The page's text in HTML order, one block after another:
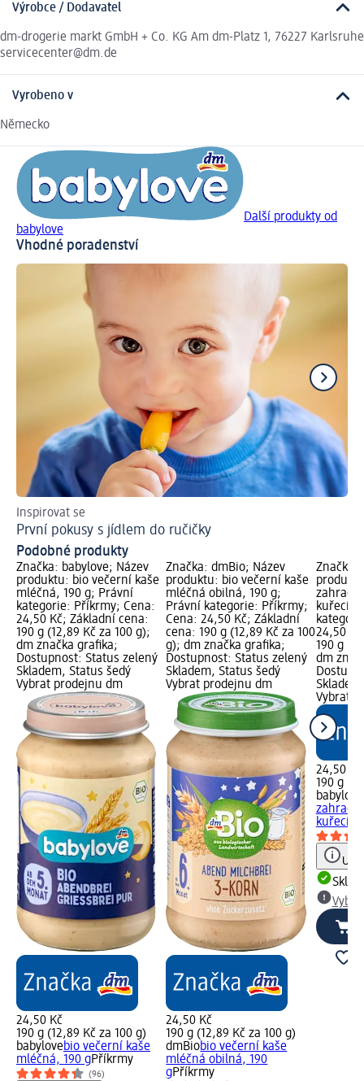
Výrobce / Dodavatel
dm-drogerie markt GmbH + Co. KG Am dm-Platz 1, 76227 Karlsruhe
servicecenter@dm.de
Vyrobeno v
Německo
Další produkty od
babylove
Vhodné poradenství
Inspirovat se
První pokusy s jídlem do ručičky
Podobné produkty
Značka: babylove; Název
produktu: bio večerní kaše
mléčná, 190 g; Právní
kategorie: Příkrmy; Cena:
24,50 Kč; Základní cena:
190 g (12,89 Kč za 100 g);
dm značka grafika;
Dostupnost: Status zelený
Skladem, Status šedý
Vybrat prodejnu dm
24,50 Kč
190 g (12,89 Kč za 100 g)
babylovebio večerní kaše
mléčná, 190 gPříkrmy
(96)
Značka: dmBio; Název
produktu: bio večerní kaše
mléčná obilná, 190 g;
Právní kategorie: Příkrmy;
Cena: 24,50 Kč; Základní
cena: 190 g (12,89 Kč za 100
g); dm značka grafika;
Dostupnost: Status zelený
Skladem, Status šedý
Vybrat prodejnu dm
24,50 Kč
190 g (12,89 Kč za 100 g)
dmBiobio večerní kaše
mléčná obilná, 190
gPříkrmy
Značka:
kuřecí
24,50
190 g
dm
Vybrat
24,50 Kč
190 g
babylove
kuřecí